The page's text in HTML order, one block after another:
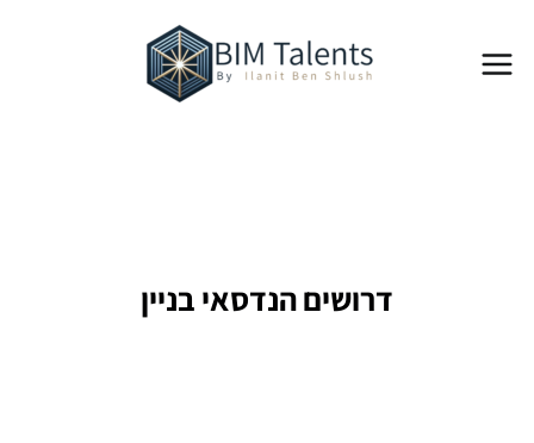
Menu
דרושים הנדסאי בניין